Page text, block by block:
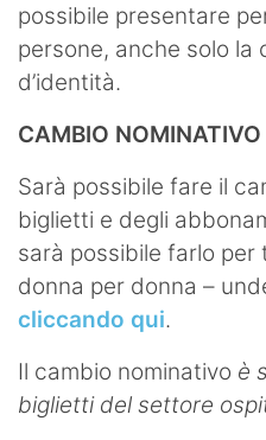
possibile presentare
persone, anche solo la
d’identità.
CAMBIO NOMINATIVO
Sarà possibile fare il
biglietti e degli
sarà possibile farlo
donna per donna –
cliccando qui.
Il cambio nominativo è
biglietti del settore